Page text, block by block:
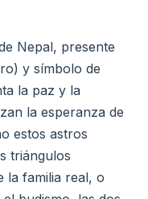
Nepal, presente
y símbolo de
la paz y la
la esperanza de
estos astros
triángulos
la familia real, o